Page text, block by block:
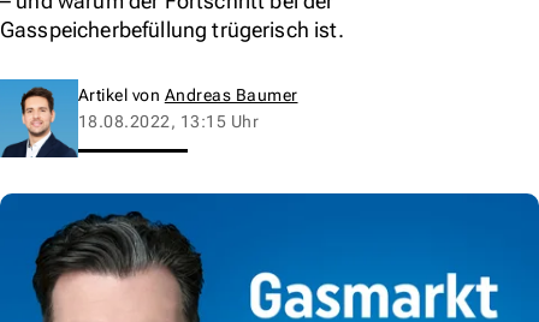
Gasspeicherbefüllung trügerisch ist.
Artikel von Andreas Baumer
18.08.2022, 13:15 Uhr